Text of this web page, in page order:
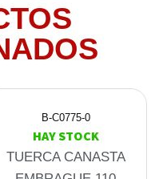
B-C0775-0
HAY STOCK
TUERCA CANASTA